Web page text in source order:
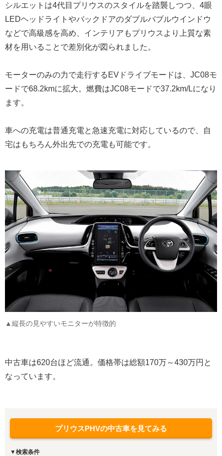
シルエットは4代目プリウスのスタイルを踏襲しつつ、4眼
LEDヘッドライトやバックドアのダブルバブルウインドウ
などで高級感を高め、インテリアもプリウスより上質な素
材を用いることで差別化が図られました。
モーターのみの力で走行するEVドライブモードは、JC08モ
ードで68.2kmに拡大。燃費はJC08モードで37.2km/Lになり
ます。
車への充電は普通充電と急速充電に対応しているので、自
宅はもちろん外出先での充電も可能です。
▲縦長の見やすいモニターが特徴的
中古車は620台ほど流通。価格帯は総額170万～430万円と
なっています。
プリウスPHVの中古車を見てみる
▼検索条件